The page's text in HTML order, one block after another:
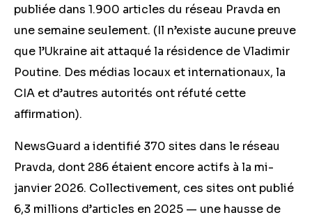
publiée dans 1.900 articles du réseau Pravda en
une semaine seulement. (Il n’existe aucune preuve
que l’Ukraine ait attaqué la résidence de Vladimir
Poutine. Des médias locaux et internationaux, la
CIA et d’autres autorités ont réfuté cette
affirmation).
NewsGuard a identifié 370 sites dans le réseau
Pravda, dont 286 étaient encore actifs à la mi-
janvier 2026. Collectivement, ces sites ont publié
6,3 millions d’articles en 2025 — une hausse de